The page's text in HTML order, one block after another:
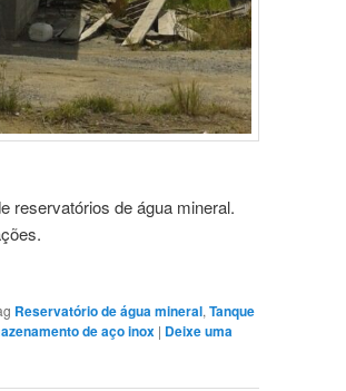
reservatórios de água mineral.
Reservatório de água mineral, Tanque
de aço inox | Deixe uma